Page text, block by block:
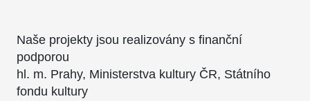
Naše projekty jsou realizovány s finanční
podporou
hl. m. Prahy, Ministerstva kultury ČR, Státního
fondu kultury